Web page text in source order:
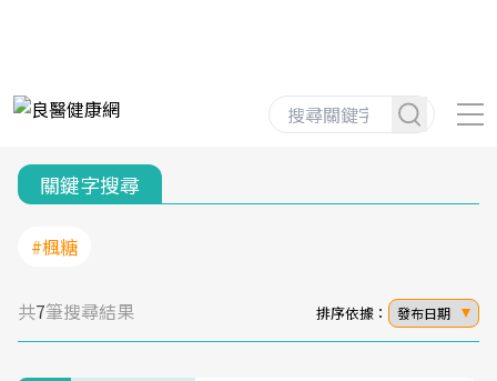
關鍵字搜尋
#楓糖
共7筆搜尋結果 排序依據： 發布日期